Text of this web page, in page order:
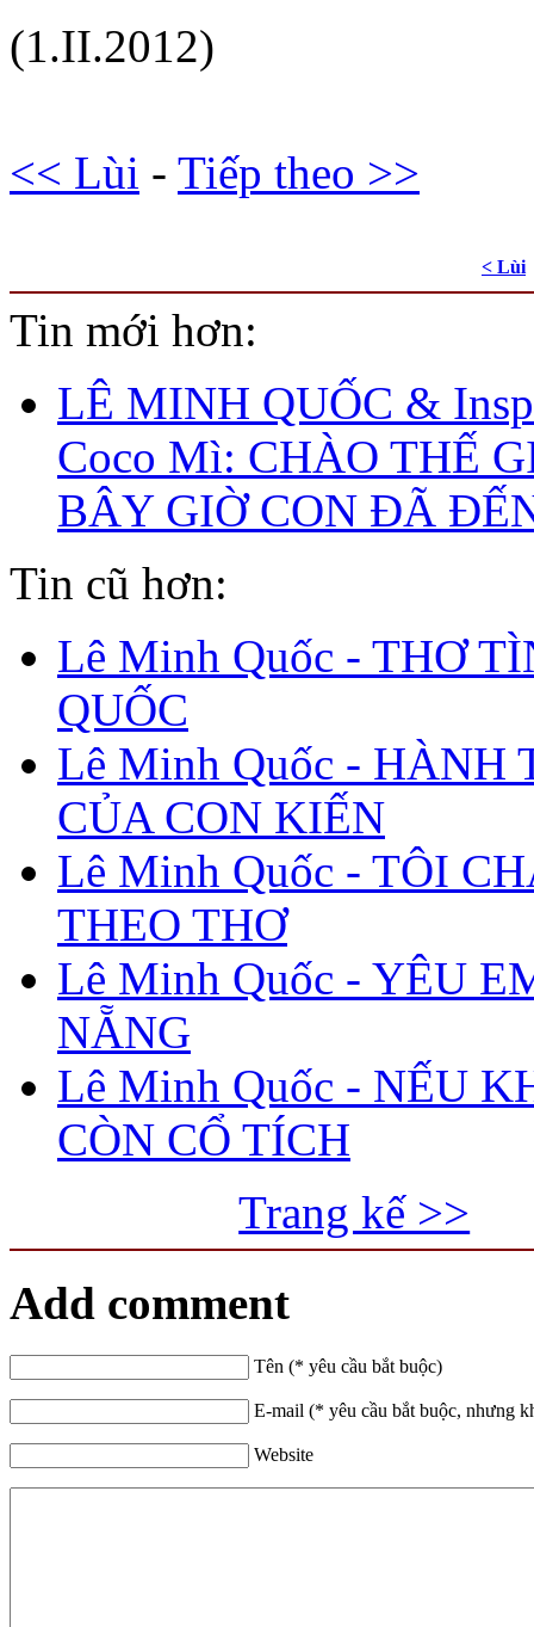
(1.II.2012)
<< Lùi - Tiếp theo >>
< Lùi
Tin mới hơn:
LÊ MINH QUỐC &
Coco Mì: CHÀO THẾ
BÂY GIỜ CON ĐÃ
Tin cũ hơn:
Lê Minh Quốc - THƠ
QUỐC
Lê Minh Quốc - HÀNH
CỦA CON KIẾN
Lê Minh Quốc - TÔI
THEO THƠ
Lê Minh Quốc - YÊU
NẴNG
Lê Minh Quốc - NẾU
CÒN CỔ TÍCH
Trang kế >>
Add comment
Tên (* yêu cầu bắt buộc)
E-mail (* yêu cầu bắt buộc, nhưng
Website